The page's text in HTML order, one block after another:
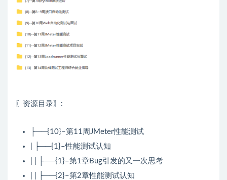
〖资源目录〗:
├──{10}–第11周JMeter性能测试
| ├──{1}–性能测试认知
| | ├──{1}–第1章Bug引发的又一次思考
| | ├──{2}–第2章性能测试认知